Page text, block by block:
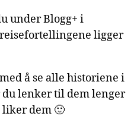
under Blogg+ i
ligger
å se alle historiene i
lenker til dem lenger
liker dem 🙂